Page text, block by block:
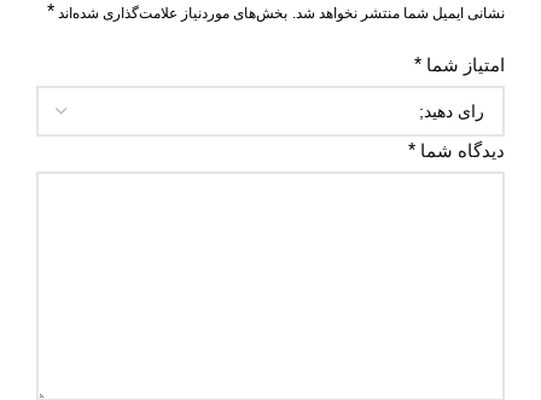
نشانی ایمیل شما منتشر نخواهد شد. بخش‌های موردنیاز علامت‌گذاری شده‌اند *
امتیاز شما *
دیدگاه شما *